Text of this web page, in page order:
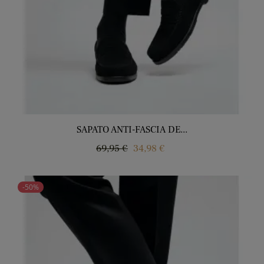
SAPATO ANTI-FASCIA DE...
Regular
69,95 € Price
34,98 €
-50%